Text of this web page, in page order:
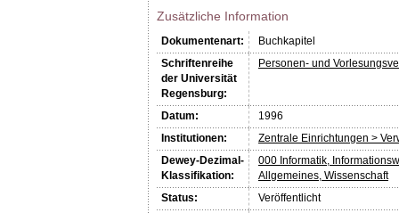
Zusätzliche Information
Dokumentenart:
Buchkapitel
Schriftenreihe
der Universität
Regensburg:
Personen- und
Datum:
1996
Institutionen:
Zentrale Einrichtungen >
Dewey-Dezimal-
Klassifikation:
000 Informatik,
Allgemeines, Wissenschaft
Status:
Veröffentlicht